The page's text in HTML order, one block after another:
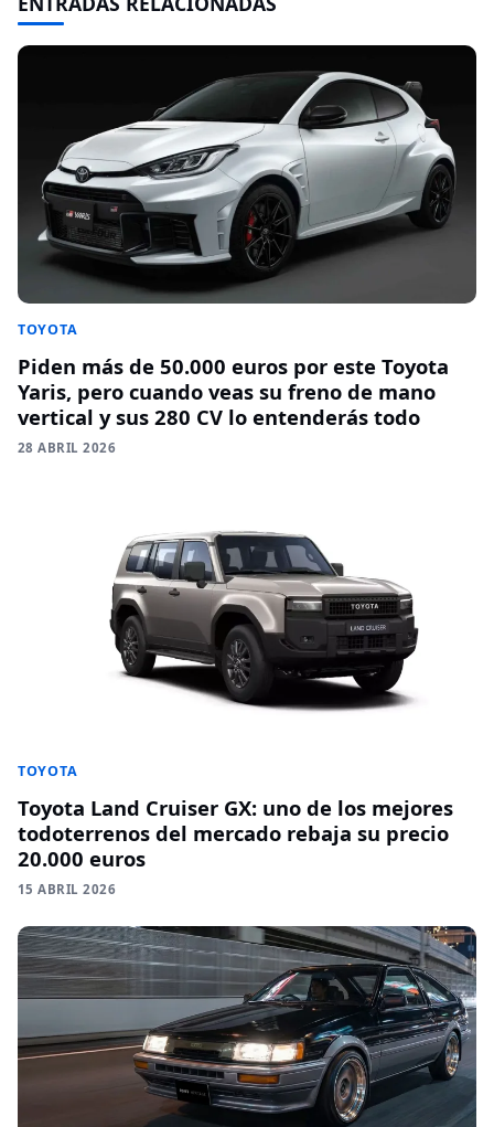
TOYOTA
Piden más de 50.000 euros por este Toyota
Yaris, pero cuando veas su freno de mano
vertical y sus 280 CV lo entenderás todo
28 ABRIL 2026
TOYOTA
Toyota Land Cruiser GX: uno de los mejores
todoterrenos del mercado rebaja su precio
20.000 euros
15 ABRIL 2026